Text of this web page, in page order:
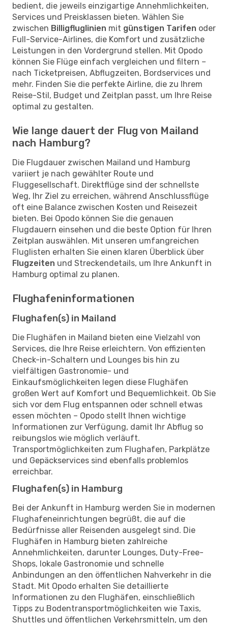
bedient, die jeweils einzigartige Annehmlichkeiten,
Services und Preisklassen bieten. Wählen Sie
zwischen Billigfluglinien mit günstigen Tarifen oder
Full-Service-Airlines, die Komfort und zusätzliche
Leistungen in den Vordergrund stellen. Mit Opodo
können Sie Flüge einfach vergleichen und filtern –
nach Ticketpreisen, Abflugzeiten, Bordservices und
mehr. Finden Sie die perfekte Airline, die zu Ihrem
Reise-Stil, Budget und Zeitplan passt, um Ihre Reise
optimal zu gestalten.
Wie lange dauert der Flug von Mailand
nach Hamburg?
Die Flugdauer zwischen Mailand und Hamburg
variiert je nach gewählter Route und
Fluggesellschaft. Direktflüge sind der schnellste
Weg, Ihr Ziel zu erreichen, während Anschlussflüge
oft eine Balance zwischen Kosten und Reisezeit
bieten. Bei Opodo können Sie die genauen
Flugdauern einsehen und die beste Option für Ihren
Zeitplan auswählen. Mit unseren umfangreichen
Fluglisten erhalten Sie einen klaren Überblick über
Flugzeiten und Streckendetails, um Ihre Ankunft in
Hamburg optimal zu planen.
Flughafeninformationen
Flughafen(s) in Mailand
Die Flughäfen in Mailand bieten eine Vielzahl von
Services, die Ihre Reise erleichtern. Von effizienten
Check-in-Schaltern und Lounges bis hin zu
vielfältigen Gastronomie- und
Einkaufsmöglichkeiten legen diese Flughäfen
großen Wert auf Komfort und Bequemlichkeit. Ob Sie
sich vor dem Flug entspannen oder schnell etwas
essen möchten – Opodo stellt Ihnen wichtige
Informationen zur Verfügung, damit Ihr Abflug so
reibungslos wie möglich verläuft.
Transportmöglichkeiten zum Flughafen, Parkplätze
und Gepäckservices sind ebenfalls problemlos
erreichbar.
Flughafen(s) in Hamburg
Bei der Ankunft in Hamburg werden Sie in modernen
Flughafeneinrichtungen begrüßt, die auf die
Bedürfnisse aller Reisenden ausgelegt sind. Die
Flughäfen in Hamburg bieten zahlreiche
Annehmlichkeiten, darunter Lounges, Duty-Free-
Shops, lokale Gastronomie und schnelle
Anbindungen an den öffentlichen Nahverkehr in die
Stadt. Mit Opodo erhalten Sie detaillierte
Informationen zu den Flughäfen, einschließlich
Tipps zu Bodentransportmöglichkeiten wie Taxis,
Shuttles und öffentlichen Verkehrsmitteln, um den